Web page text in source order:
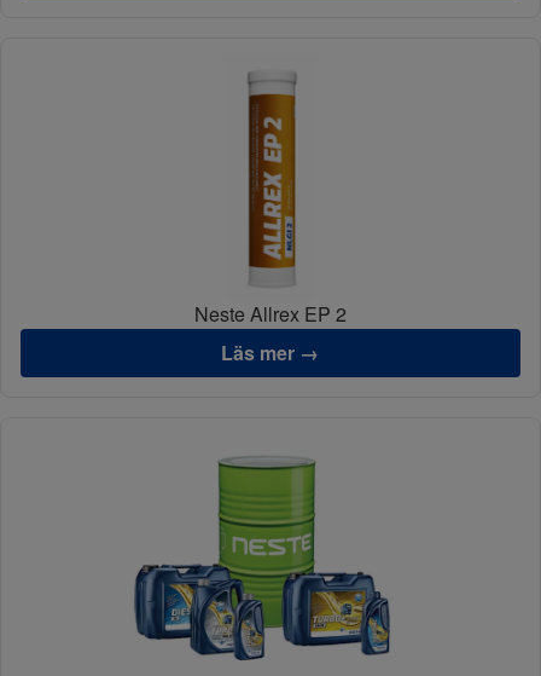
Neste Allrex EP 2
Läs mer →